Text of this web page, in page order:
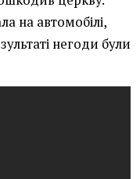
на автомобілі,
негоди були